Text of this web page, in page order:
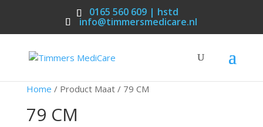
0165 560 609 | hstd
info@timmersmedicare.nl
Home / Product Maat / 79 CM
79 CM